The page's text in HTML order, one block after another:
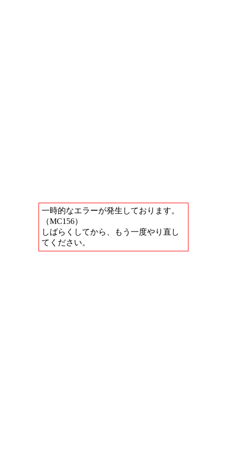
一時的なエラーが発生しております。
（MC156）
しばらくしてから、もう一度やり直し
てください。